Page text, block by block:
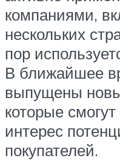
компаниями,
нескольких
пор
В ближайшее
выпущены
которые
интерес
покупателей.